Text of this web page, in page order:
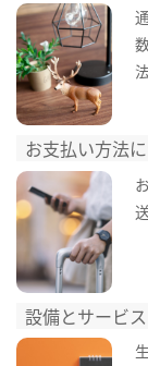
お支払い方法
設備とサービ